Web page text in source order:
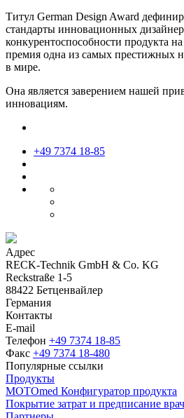
Титул German Design Award
стандарты инновационных
конкурентоспособности продукта
премия одна из самых престижных
в мире.
Она является заверением нашей
инновациям.
+49 7374 18-85
Адрес
RECK-Technik GmbH & Co. KG
Reckstraße 1-5
88422 Бетценвайлер
Германия
Контакты
E-mail
Телефон +49 7374 18-85
Факс +49 7374 18-480
Популярные ссылки
Продукты
MOTOmed Конфигуратор продукта
Покрытие затрат и предписание